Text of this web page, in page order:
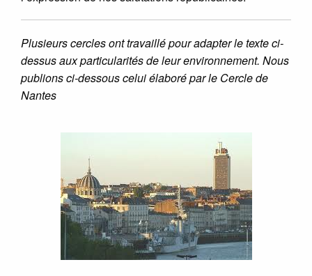
Plusieurs cercles ont travaillé pour adapter le texte ci-
dessus aux particularités de leur environnement. Nous
publions ci-dessous celui élaboré par le Cercle de
Nantes